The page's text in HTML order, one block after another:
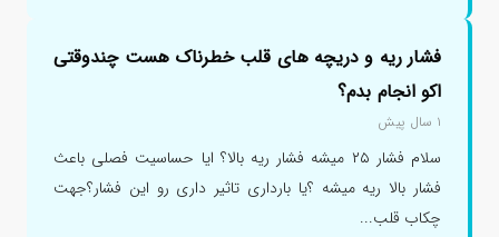
فشار ریه و دریچه های قلب خطرناک هست چندوقتی
اکو انجام بدم؟
۱ سال پیش
سلام فشار ۲۵ میشه فشار ریه بالا؟ ایا حساسیت فصلی باعث
فشار بالا ریه میشه ؟یا بارداری تاثیر داری رو این فشار؟جهت
چکاب قلب...